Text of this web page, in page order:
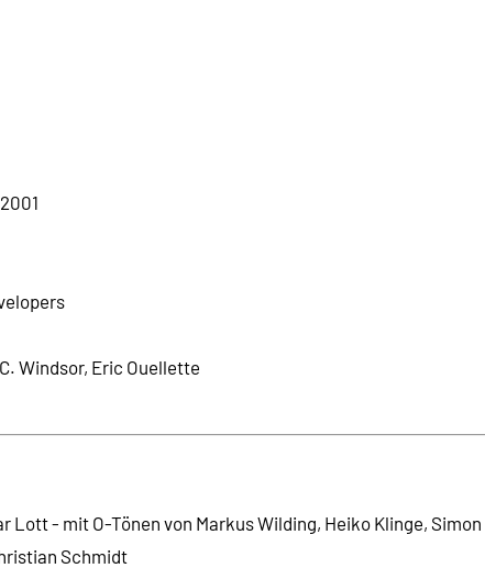
Simon Bradbury und Impressions
Markus Wilding
Windsor, Eric Ouellette
Lott - mit O-Tönen von Markus Wilding, Heiko Klinge,
Schmidt